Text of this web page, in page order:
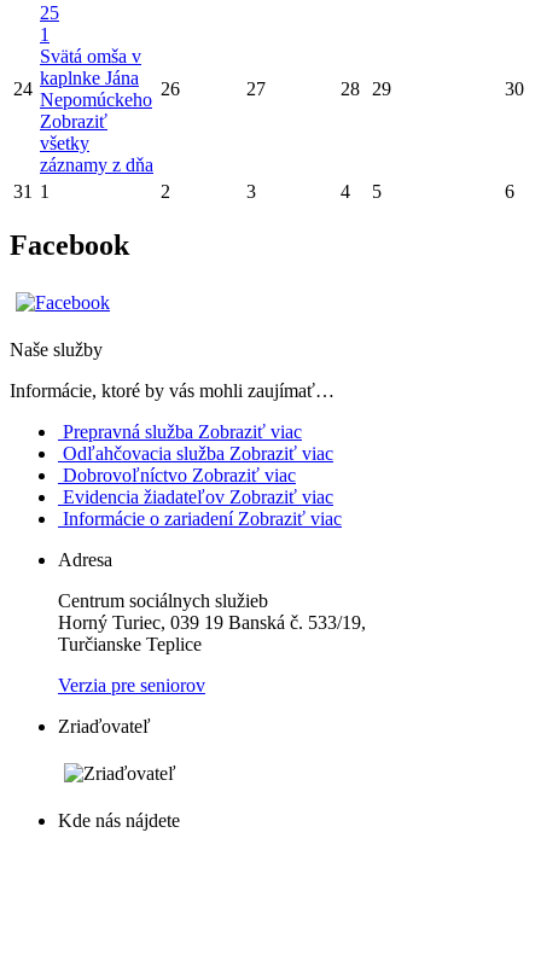
24
25
1
Svätá omša v
kaplnke Jána
Nepomúckeho
Zobraziť
všetky
záznamy z dňa
26 27 28 29 30
31 1 2 3 4 5 6
Facebook
Naše služby
Informácie, ktoré by vás mohli zaujímať…
Prepravná služba Zobraziť viac
Odľahčovacia služba Zobraziť viac
Dobrovoľníctvo Zobraziť viac
Evidencia žiadateľov Zobraziť viac
Informácie o zariadení Zobraziť viac
Adresa
Centrum sociálnych služieb
Horný Turiec, 039 19 Banská č. 533/19,
Turčianske Teplice
Verzia pre seniorov
Zriaďovateľ
Kde nás nájdete